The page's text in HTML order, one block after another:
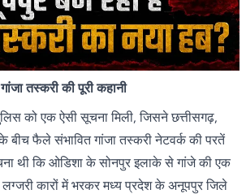
तस्करी की पूरी कहानी
को एक ऐसी सूचना मिली, जिसने छत्तीसगढ़,
फैले संभावित गांजा तस्करी नेटवर्क की परतें
थी कि ओडिशा के सोनपुर इलाके से गांजे की एक
कारों में भरकर मध्य प्रदेश के अनूपपुर जिले